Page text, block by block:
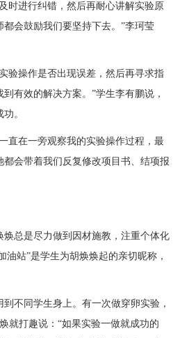
时进行纠错，然后再耐心讲解实验原
会鼓励我们要坚持下去。”李珂莹
验操作是否出现误差 ，然后再寻求指
到有效的解决方案。”学生李有鹏说，
。
直在一旁观察我的实验操作过程，最
会带着我们反复修改项目书、结项报
总是尽力做到因材施教，注重个体化
站”是学生为胡焕焕起的亲切昵称，
不同学生身上。有一次做穿卵实验，
就打趣说：“如果实验一做就成功的